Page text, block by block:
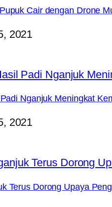
Cair dengan Drone
2021
Nganjuk Meningkat
2021
Terus Dorong Upaya